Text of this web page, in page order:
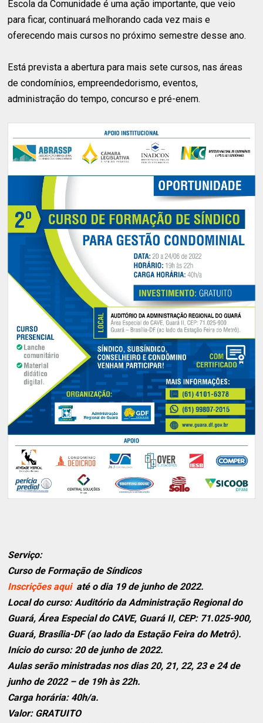
Escola da Comunidade é uma ação importante, que veio
para ficar, continuará melhorando cada vez mais e
oferecendo mais cursos no próximo semestre desse ano.
Está prevista a abertura para mais sete cursos, nas áreas
de condomínios, empreendedorismo, eventos,
administração do tempo, concurso e pré-enem.
Serviço:
Curso de Formação de Síndicos
Inscrições aqui até o dia 19 de junho de 2022.
Local do curso: Auditório da Administração Regional do
Guará, Área Especial do CAVE, Guará II, CEP: 71.025-900,
Guará, Brasília-DF (ao lado da Estação Feira do Metrô).
Início do curso: 20 de junho de 2022.
Aulas serão ministradas nos dias 20, 21, 22, 23 e 24 de
junho de 2022 – de 19h às 22h.
Carga horária: 40h/a.
Valor: GRATUITO